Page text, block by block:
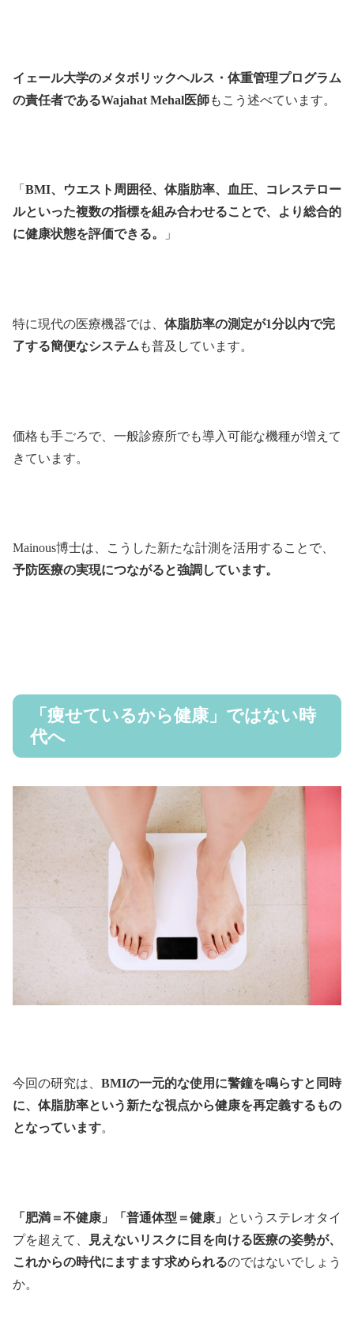
イェール大学のメタボリックヘルス・体重管理プログラム
の責任者であるWajahat Mehal医師もこう述べています。
「 BMI、ウエスト周囲径、体脂肪率、血圧、コレステロー
ルといった複数の指標を組み合わせることで、より総合的
に健康状態を評価できる。
」
特に現代の医療機器では、 体脂肪率の測定が1分以内で完
了する簡便なシステム も普及しています。
価格も手ごろで、一般診療所でも導入可能な機種が増えて
きています。
Mainous博士は、こうした新たな計測を活用することで、
予防医療の実現につながると強調しています。
「痩せているから健康」ではない時
代へ
今回の研究は、 BMIの一元的な使用に警鐘を鳴らすと同時
に、体脂肪率という新たな視点から健康を再定義するもの
となっています。
「肥満＝不健康」「普通体型＝健康」
というステレオタイ
プを超えて、
見えないリスクに目を向ける医療の姿勢が、
これからの時代にますます求められるのではないでしょう
か。